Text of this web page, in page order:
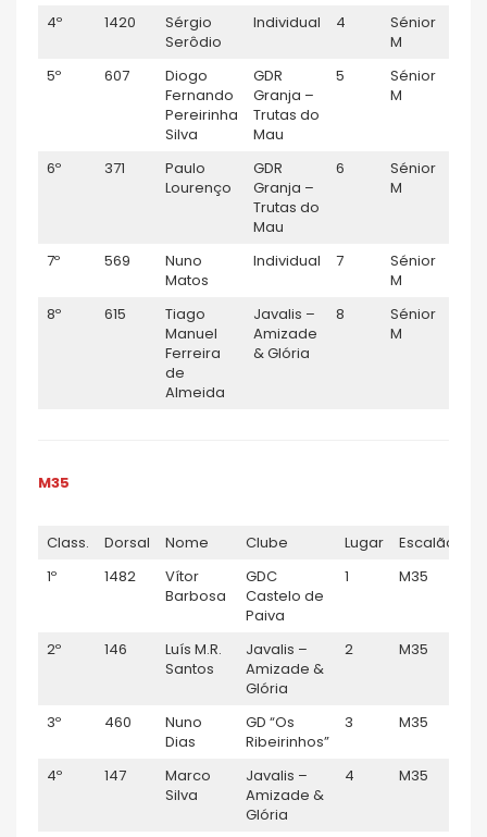
4º 1420
Sérgio
Serôdio
Individual 4
Sénior
M
5º 607
Diogo
Fernando
Pereirinha
Silva
GDR
Granja –
Trutas do
Mau
5
Sénior
M
6º 371
Paulo
Lourenço
GDR
Granja –
Trutas do
Mau
6
Sénior
M
7º 569
Nuno
Matos
Individual 7
Sénior
M
8º 615
Tiago
Manuel
Ferreira
de
Almeida
Javalis –
Amizade
& Glória
8
Sénior
M
M35
Class. Dorsal Nome Clube Lugar Escalão
1º
1482
Vítor
Barbosa
GDC
Castelo de
Paiva
1 M35
2º 146
Luís M.R.
Santos
Javalis –
Amizade &
Glória
2 M35
3º 460
Nuno
Dias
GD “Os
Ribeirinhos”
3 M35
4º 147
Marco
Silva
Javalis –
Amizade &
Glória
4 M35